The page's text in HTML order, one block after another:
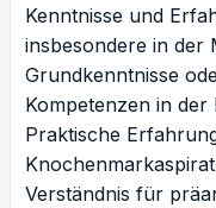
Kenntnisse und
insbesondere in der
Grundkenntnisse
Kompetenzen in
Praktische
Verständnis für